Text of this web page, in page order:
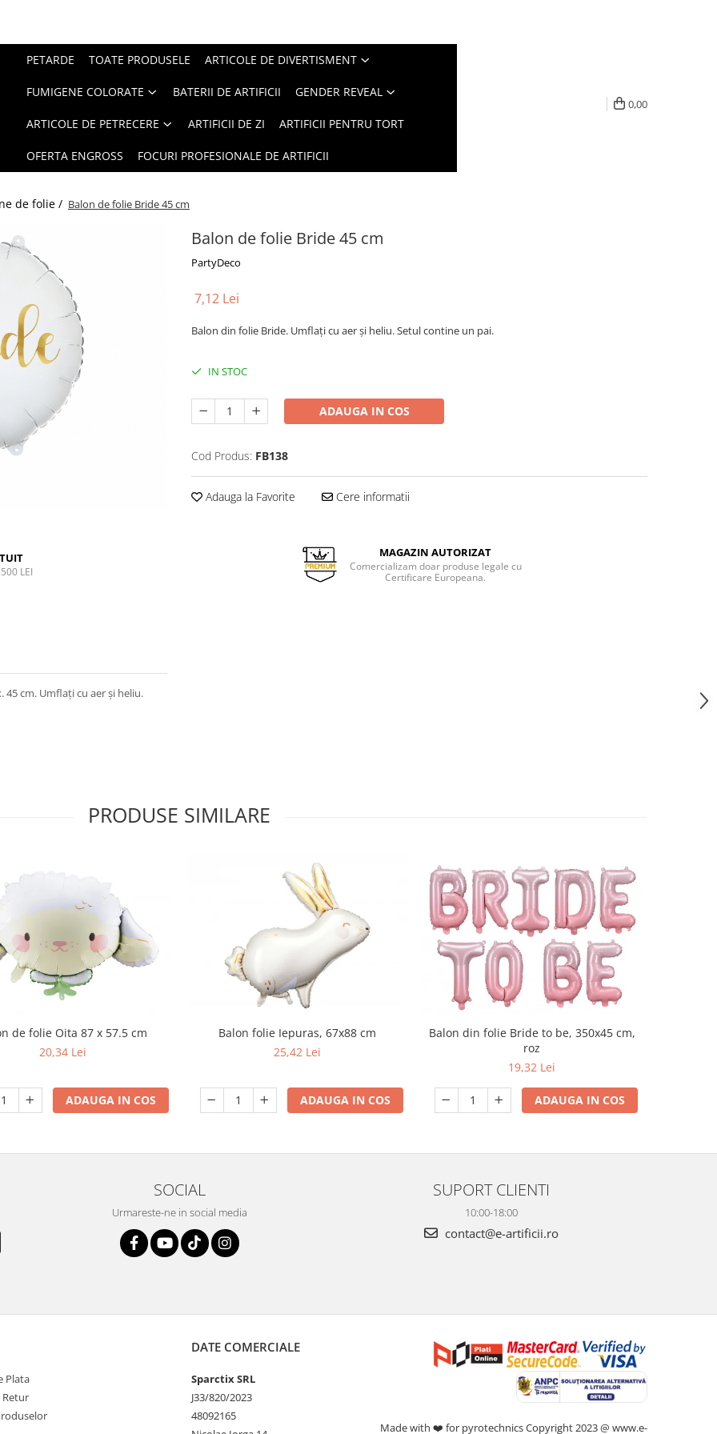
PETARDE TOATE PRODUSELE ARTICOLE DE DIVERTISMENT
FUMIGENE COLORATE BATERII DE ARTIFICII GENDER REVEAL
ARTICOLE DE PETRECERE ARTIFICII DE ZI ARTIFICII PENTRU TORT
OFERTA ENGROSS FOCURI PROFESIONALE DE ARTIFICII
0,00
de folie / Balon de folie Bride 45 cm
Balon de folie Bride 45 cm
PartyDeco
7,12 Lei
Balon din folie Bride. Umflați cu aer și heliu. Setul contine un pai.
IN STOC
ADAUGA IN COS
Cod Produs: FB138
Adauga la Favorite Cere informatii
LEI
MAGAZIN AUTORIZAT
Comercializam doar produse legale cu
Certificare Europeana.
cm. Umflați cu aer și heliu.
PRODUSE SIMILARE
de folie Oita 87 x 57.5 cm
20,34 Lei
ADAUGA IN COS
Balon folie Iepuras, 67x88 cm
25,42 Lei
ADAUGA IN COS
Balon din folie Bride to be, 350x45 cm,
roz
19,32 Lei
ADAUGA IN COS
SOCIAL
Urmareste-ne in social media
SUPORT CLIENTI
10:00-18:00
contact@e-artificii.ro
Plata
Retur
DATE COMERCIALE
Sparctix SRL
J33/820/2023
48092165
Made with ❤️ for pyrotechnics Copyright 2023 @ www.e-